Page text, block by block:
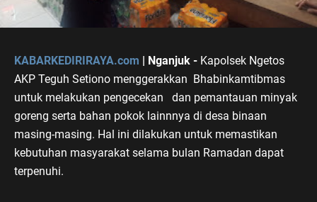
KABARKEDIRIRAYA.com | Nganjuk - Kapolsek Ngetos
AKP Teguh Setiono menggerakkan Bhabinkamtibmas
untuk melakukan pengecekan dan pemantauan minyak
goreng serta bahan pokok lainnnya di desa binaan
masing-masing. Hal ini dilakukan untuk memastikan
kebutuhan masyarakat selama bulan Ramadan dapat
terpenuhi.